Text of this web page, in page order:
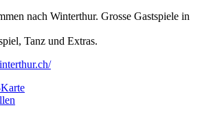
nach Winterthur. Grosse Gastspiele in
Tanz und Extras.